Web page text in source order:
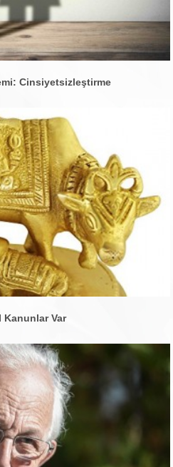
Cinsiyetsizleştirme
Kanunlar Var